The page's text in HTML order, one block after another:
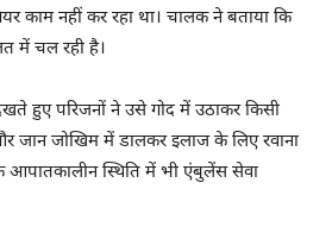
काम नहीं कर रहा था। चालक ने बताया कि
में चल रही है।
हुए परिजनों ने उसे गोद में उठाकर किसी
जान जोखिम में डालकर इलाज के लिए रवाना
आपातकालीन स्थिति में भी एंबुलेंस सेवा